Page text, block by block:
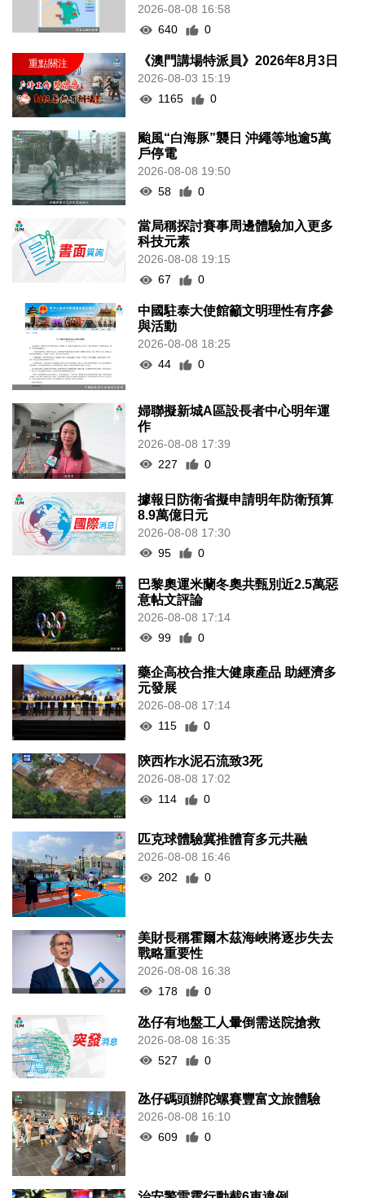
2026-08-08 16:58
640
0
《澳門講場特派員》2026年8月3日
2026-08-03 15:19
1165
0
颱風“白海豚”襲日 沖繩等地逾5萬
戶停電
2026-08-08 19:50
58
0
當局稱探討賽事周邊體驗加入更多
科技元素
2026-08-08 19:15
67
0
中國駐泰大使館籲文明理性有序參
與活動
2026-08-08 18:25
44
0
婦聯擬新城A區設長者中心明年運
作
2026-08-08 17:39
227
0
據報日防衛省擬申請明年防衛預算
8.9萬億日元
2026-08-08 17:30
95
0
巴黎奧運米蘭冬奧共甄別近2.5萬惡
意帖文評論
2026-08-08 17:14
99
0
藥企高校合推大健康產品 助經濟多
元發展
2026-08-08 17:14
115
0
陝西柞水泥石流致3死
2026-08-08 17:02
114
0
匹克球體驗冀推體育多元共融
2026-08-08 16:46
202
0
美財長稱霍爾木茲海峽將逐步失去
戰略重要性
2026-08-08 16:38
178
0
氹仔有地盤工人暈倒需送院搶救
2026-08-08 16:35
527
0
氹仔碼頭辦陀螺賽豐富文旅體驗
2026-08-08 16:10
609
0